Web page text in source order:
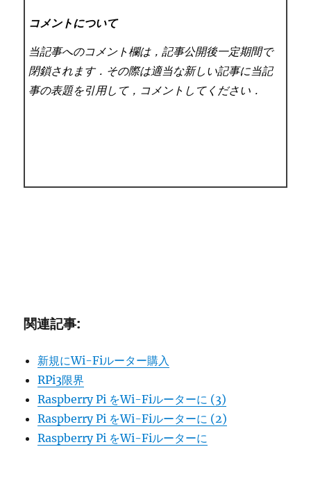
コメントについて
当記事へのコメント欄は，記事公開後一定期間で
閉鎖されます．その際は適当な新しい記事に当記
事の表題を引用して，コメントしてください．
関連記事:
新規にWi-Fiルーター購入
RPi3限界
Raspberry Pi をWi-Fiルーターに (3)
Raspberry Pi をWi-Fiルーターに (2)
Raspberry Pi をWi-Fiルーターに